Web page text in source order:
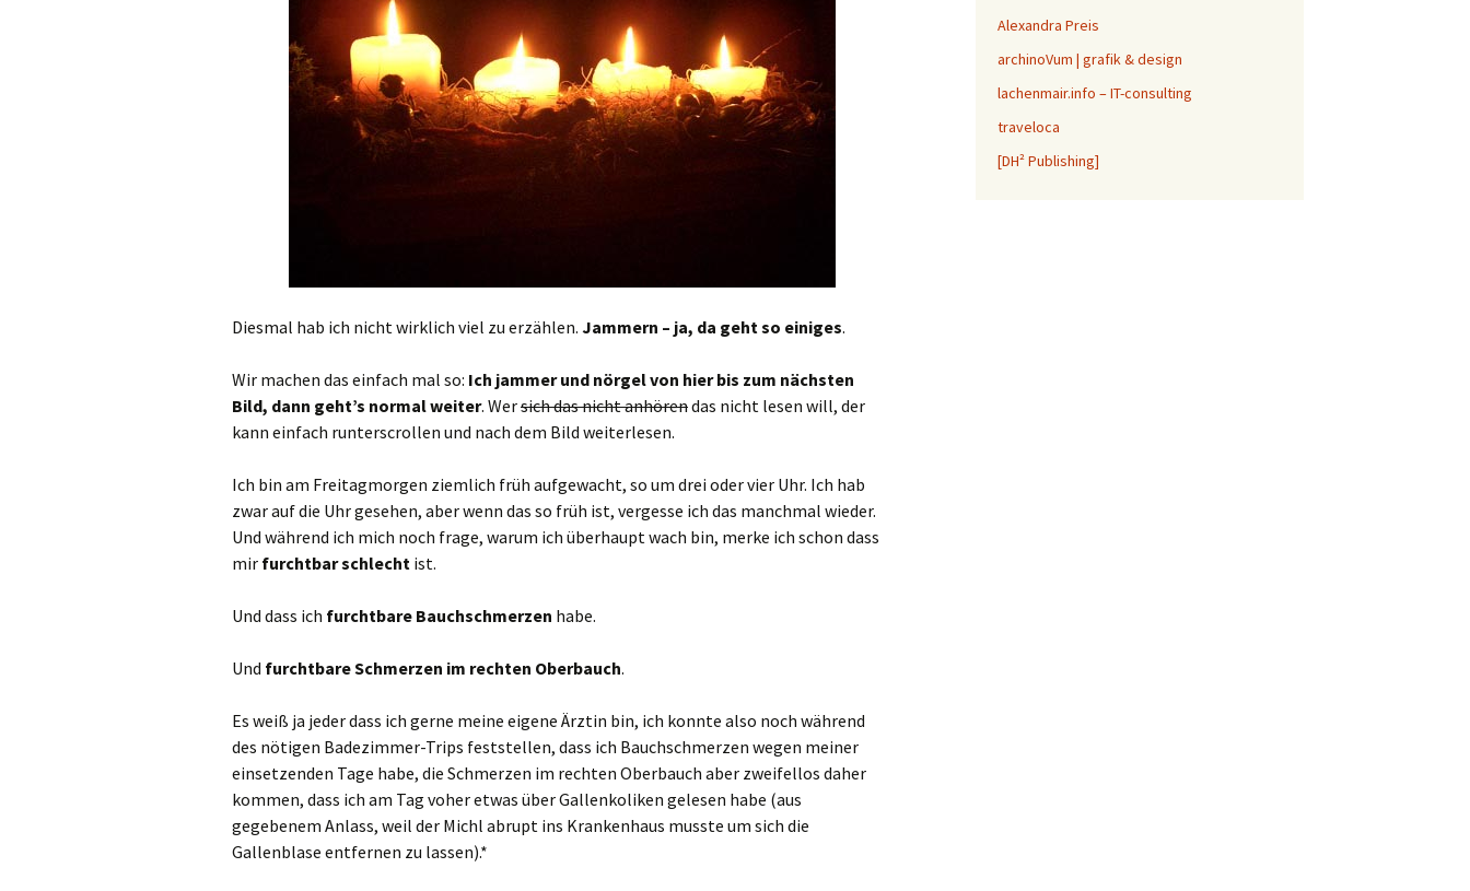
Diesmal hab ich nicht wirklich viel zu erzählen. Jammern – ja, da geht so einiges.
Wir machen das einfach mal so: Ich jammer und nörgel von hier bis zum nächsten
Bild, dann geht’s normal weiter. Wersich das nicht anhörendas nicht lesen will, der
kann einfach runterscrollen und nach dem Bild weiterlesen.
Ich bin am Freitagmorgen ziemlich früh aufgewacht, so um drei oder vier Uhr. Ich hab
zwar auf die Uhr gesehen, aber wenn das so früh ist, vergesse ich das manchmal wieder.
Und während ich mich noch frage, warum ich überhaupt wach bin, merke ich schon dass
mir furchtbar schlecht ist.
Und dass ich furchtbare Bauchschmerzen habe.
Und furchtbare Schmerzen im rechten Oberbauch.
Es weiß ja jeder dass ich gerne meine eigene Ärztin bin, ich konnte also noch während
des nötigen Badezimmer-Trips feststellen, dass ich Bauchschmerzen wegen meiner
einsetzenden Tage habe, die Schmerzen im rechten Oberbauch aber zweifellos daher
kommen, dass ich am Tag voher etwas über Gallenkoliken gelesen habe (aus
gegebenem Anlass, weil der Michl abrupt ins Krankenhaus musste um sich die
Gallenblase entfernen zu lassen).*
Alexandra Preis
archinoVum | grafik & design
lachenmair.info – IT-consulting
traveloca
[DH² Publishing]